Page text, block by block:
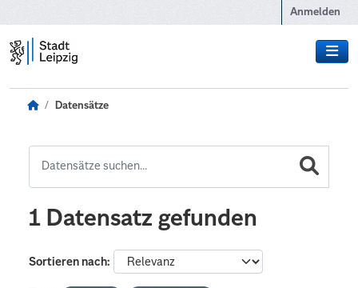
Anmelden
Datensätze
1 Datensatz gefunden
Sortieren nach